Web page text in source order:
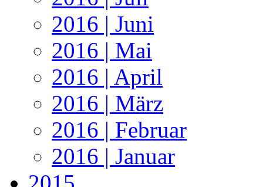
2016 | Juni
2016 | Mai
2016 | April
2016 | März
2016 | Februar
2016 | Januar